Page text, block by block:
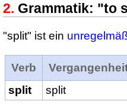
Grammatik: "to
"split" ist ein
Verb
split
split